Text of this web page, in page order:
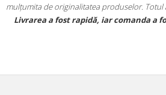
mulțumita de originalitatea produselor.
Livrarea a fost rapidă, iar comanda